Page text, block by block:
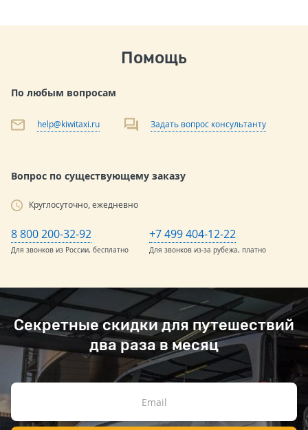
Помощь
По любым вопросам
help@kiwitaxi.ru Задать вопрос консультанту
Вопрос по существующему заказу
Круглосуточно, ежедневно
8 800 200-32-92
Для звонков из России, бесплатно
+7 499 404-12-22
Для звонков из-за рубежа, платно
Секретные скидки для путешествий
два раза в месяц